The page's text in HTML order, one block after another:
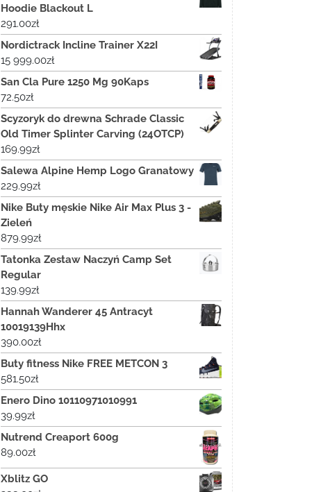
Hoodie Blackout L
291.00zł
Nordictrack Incline Trainer X22I
15 999.00zł
San Cla Pure 1250 Mg 90Kaps
72.50zł
Scyzoryk do drewna Schrade Classic
Old Timer Splinter Carving (24OTCP)
169.99zł
Salewa Alpine Hemp Logo Granatowy
229.99zł
Nike Buty męskie Nike Air Max Plus 3 -
Zieleń
879.99zł
Tatonka Zestaw Naczyń Camp Set
Regular
139.99zł
Hannah Wanderer 45 Antracyt
10019139Hhx
390.00zł
Buty fitness Nike FREE METCON 3
581.50zł
Enero Dino 10110971010991
39.99zł
Nutrend Creaport 600g
89.00zł
Xblitz GO